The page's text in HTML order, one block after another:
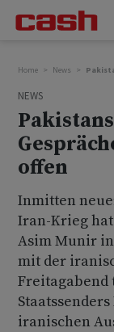
Home News
NEWS
offen
Inmitten
Iran-Krieg
Asim Munir
mit der
Freitagabend
iranischen